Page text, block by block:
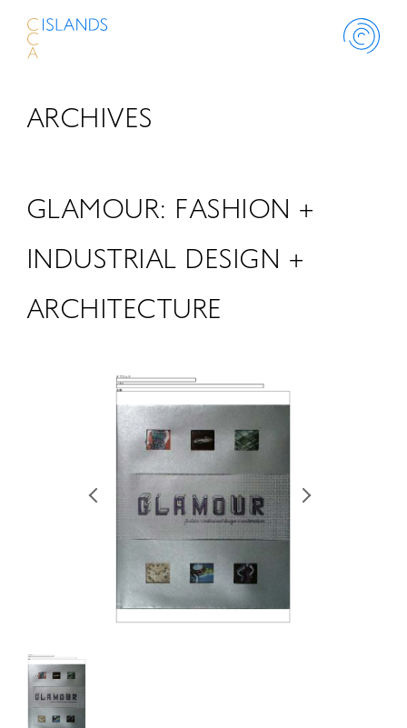
ABOUT
LIBRARY
RETRACE
出演者
スカラシップ受賞者
ARCHIVES
GLAMOUR: FASHION +
INDUSTRIAL DESIGN +
ARCHITECTURE